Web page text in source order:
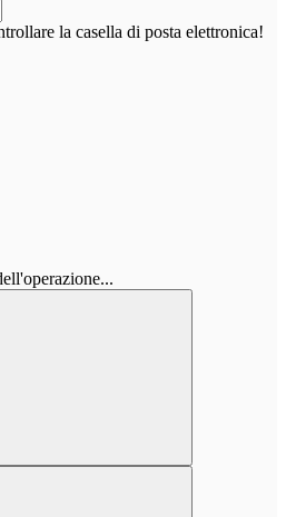
la casella di posta elettronica!